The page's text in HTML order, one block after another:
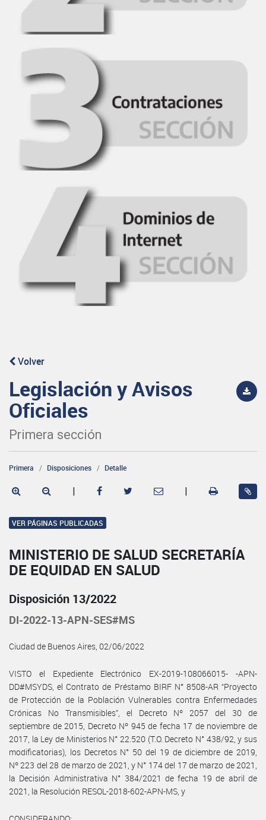
Volver
Legislación y Avisos
Oficiales
Primera sección
Primera Disposiciones Detalle
| |
VER PÁGINAS PUBLICADAS
MINISTERIO DE SALUD SECRETARÍA
DE EQUIDAD EN SALUD
Disposición 13/2022
DI-2022-13-APN-SES#MS
Ciudad de Buenos Aires, 02/06/2022
VISTO el Expediente Electrónico EX-2019-108066015- -APN-
DD#MSYDS, el Contrato de Préstamo BIRF N° 8508-AR “Proyecto
de Protección de la Población Vulnerables contra Enfermedades
Crónicas No Transmisibles”, el Decreto Nº 2057 del 30 de
septiembre de 2015, Decreto Nº 945 de fecha 17 de noviembre de
2017, la Ley de Ministerios N° 22.520 (T.O. Decreto N° 438/92, y sus
modificatorias), los Decretos N° 50 del 19 de diciembre de 2019,
Nº 223 del 28 de marzo de 2021, y N° 174 del 17 de marzo de 2021,
la Decisión Administrativa N° 384/2021 de fecha 19 de abril de
2021, la Resolución RESOL-2018-602-APN-MS, y